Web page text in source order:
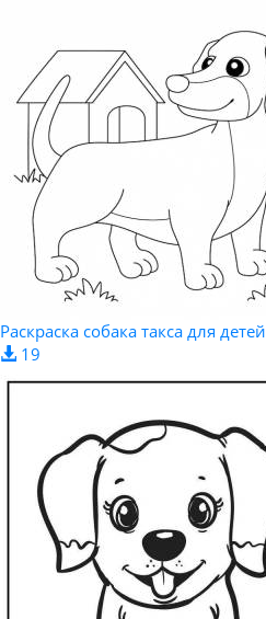
Раскраска собака такса для детей
19